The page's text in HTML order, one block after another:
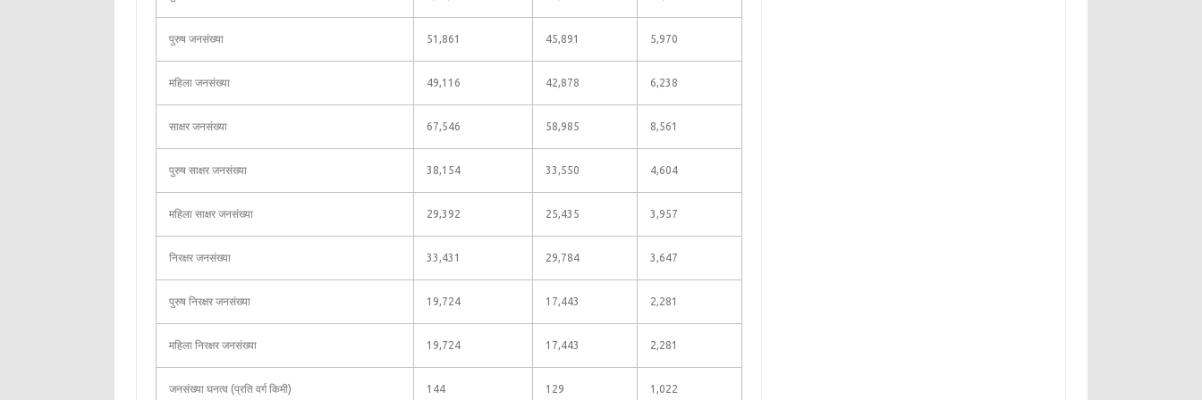
पुरुष जनसंख्या 51,861 45,891 5,970
महिला जनसंख्या 49,116 42,878 6,238
साक्षर जनसंख्या 67,546 58,985 8,561
पुरुष साक्षर जनसंख्या 38,154 33,550 4,604
महिला साक्षर जनसंख्या 29,392 25,435 3,957
निरक्षर जनसंख्या 33,431 29,784 3,647
पुरुष निरक्षर जनसंख्या 19,724 17,443 2,281
महिला निरक्षर जनसंख्या 19,724 17,443 2,281
जनसंख्या घनत्व (प्रति वर्ग किमी) 144 129 1,022